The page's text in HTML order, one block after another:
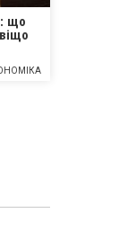
що